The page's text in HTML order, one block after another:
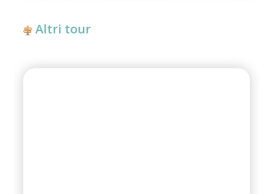
Altri tour